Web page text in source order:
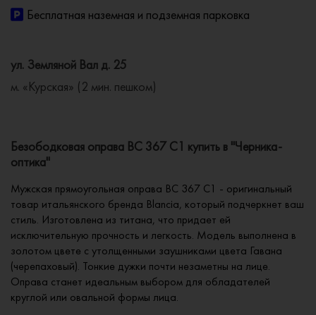
Бесплатная наземная и подземная парковка
ул. Земляной Вал д. 25
м. «Курская» (2 мин. пешком)
Безободковая оправа BC 367 C1 купить в "Черника-
оптика"
Мужская прямоугольная оправа BC 367 C1 - оригинальный
товар итальянского бренда Blancia, который подчеркнет ваш
стиль. Изготовлена из титана, что придает ей
исключительную прочность и легкость. Модель выполнена в
золотом цвете с утолщенными заушниками цвета Гавана
(черепаховый). Тонкие дужки почти незаметны на лице.
Оправа станет идеальным выбором для обладателей
круглой или овальной формы лица.